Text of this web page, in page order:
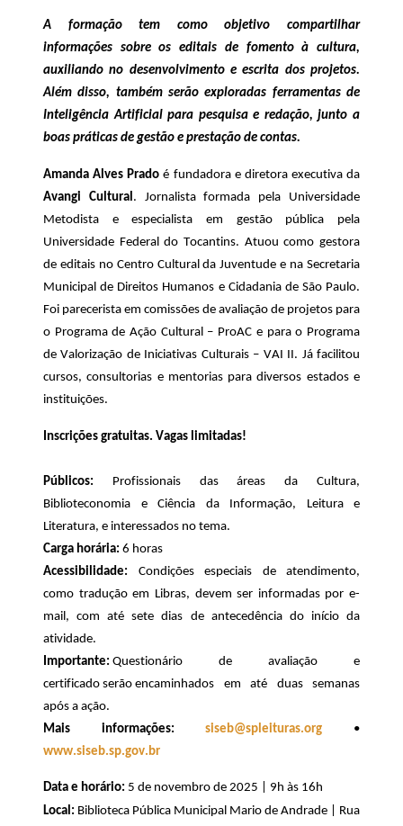
A formação tem como objetivo compartilhar
informações sobre os editais de fomento à cultura,
auxiliando no desenvolvimento e escrita dos projetos.
Além disso, também serão exploradas ferramentas de
Inteligência Artificial para pesquisa e redação, junto a
boas práticas de gestão e prestação de contas.
Amanda Alves Prado é fundadora e diretora executiva da
Avangi Cultural . Jornalista formada pela Universidade
Metodista e especialista em gestão pública pela
Universidade Federal do Tocantins. Atuou como gestora
de editais no Centro Cultural da Juventude e na Secretaria
Municipal de Direitos Humanos e Cidadania de São Paulo.
Foi parecerista em comissões de avaliação de projetos para
o Programa de Ação Cultural – ProAC e para o Programa
de Valorização de Iniciativas Culturais – VAI II. Já facilitou
cursos, consultorias e mentorias paradiversos estados e
instituições.
Inscrições gratuitas. Vagas limitadas!
Públicos:
Profissionais das áreas da Cultura,
Biblioteconomia e Ciência da Informação, Leitura e
Literatura, e interessados no tema.
Carga horária: 6 horas
Acessibilidade: Condições especiais de atendimento,
como tradução em Libras, devem ser informadas por e-
mail, com até sete dias de antecedência do início da
atividade.
Importante: Questionário de avaliação e
certificado serão encaminhados em até duassemanas
após a ação.
Mais informações:
siseb@spleituras.org •
www.siseb.sp.gov.br
Data e horário: 5 de novembro de 2025 | 9h às 16h
Local: Biblioteca Pública Municipal Mario de Andrade | Rua